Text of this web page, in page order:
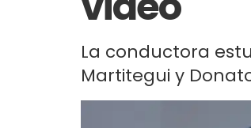
La conductora
Martitegui y